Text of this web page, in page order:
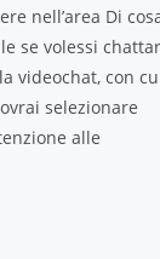
nell’area Di
se volessi
videochat, con
selezionare
alle